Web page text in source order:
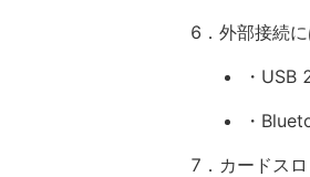
6．外部接続に
・USB
・
7．カードスロ